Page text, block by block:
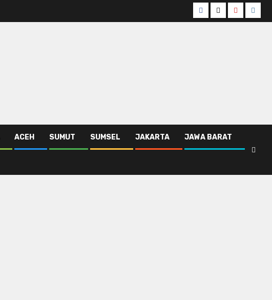
Facebook
TwitterYoutube
ACEH SUMUT SUMSEL JAKARTA JAWA BARAT